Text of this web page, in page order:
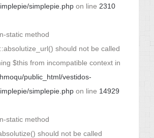
simplepie.php on line 2310
static method
should not be called
$this from incompatible context in
public_html/vestidos-
simplepie.php on line 14929
static method
should not be called